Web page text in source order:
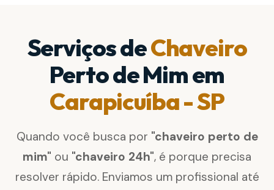
Serviços deChaveiro
Perto de Mim em
Carapicuíba - SP
Quando você busca por "chaveiro perto de
mim" ou "chaveiro 24h", é porque precisa
resolver rápido. Enviamos um profissional até